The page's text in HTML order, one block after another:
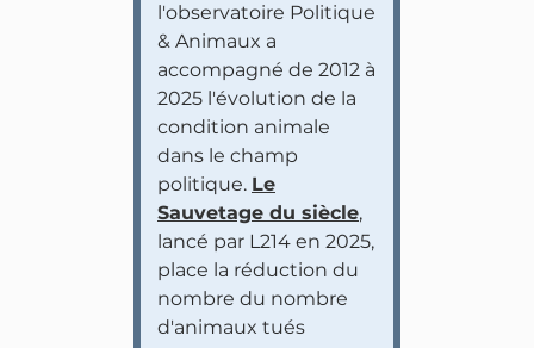
l'observatoire Politique
& Animaux a
accompagné de 2012 à
2025 l'évolution de la
condition animale
dans le champ
politique. Le
Sauvetage du siècle,
lancé par L214 en 2025,
place la réduction du
nombre du nombre
d'animaux tués